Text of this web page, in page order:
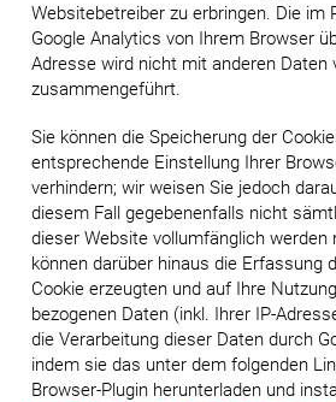
Websitebetreiber zu erbringen. Die im
Google Analytics von Ihrem Browser
Adresse wird nicht mit anderen Daten
zusammengeführt.
Sie können die Speicherung der
entsprechende Einstellung Ihrer
verhindern; wir weisen Sie jedoch
diesem Fall gegebenenfalls nicht
dieser Website vollumfänglich werden
können darüber hinaus die Erfassung
Cookie erzeugten und auf Ihre
bezogenen Daten (inkl. Ihrer IP-
die Verarbeitung dieser Daten durch
indem sie das unter dem folgenden
Browser-Plugin herunterladen und